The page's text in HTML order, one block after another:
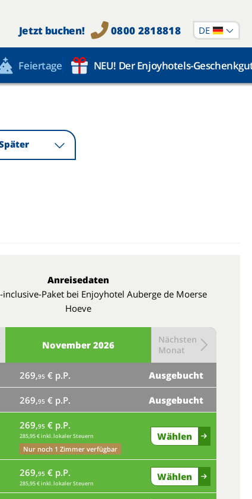
Jetzt buchen! 0800 2818818 DE
Feiertage NEU! Der Enjoyhotels-
Anreisedaten
inclusive-Paket bei Enjoyhotel Auberge de Moerse
Hoeve
November 2026
Nächsten
Monat
269,95 € p.P. Ausgebucht
269,95 € p.P. Ausgebucht
269,95 € p.P.
285,95 € inkl. lokaler Steuern
Nur noch 1 Zimmer verfügbar
Wählen
269,95 € p.P.
285,95 € inkl. lokaler Steuern
Wählen